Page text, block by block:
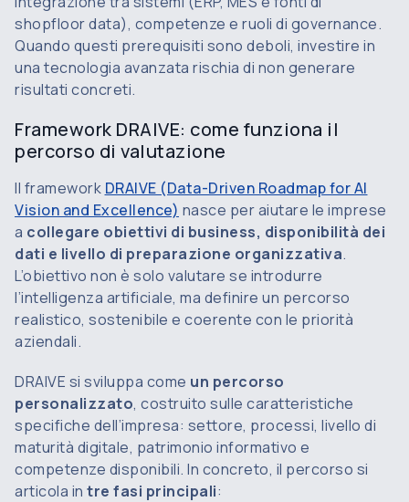
shopfloor data), competenze e ruoli di governance.
Quando questi prerequisiti sono deboli, investire in
una tecnologia avanzata rischia di non generare
risultati concreti.
Framework DRAIVE: come funziona il
percorso di valutazione
Il framework DRAIVE (Data-Driven Roadmap for AI
Vision and Excellence) nasce per aiutare le imprese
a collegare obiettivi di business, disponibilità dei
dati e livello di preparazione organizzativa.
L’obiettivo non è solo valutare se introdurre
l’intelligenza artificiale, ma definire un percorso
realistico, sostenibile e coerente con le priorità
aziendali.
DRAIVE si sviluppa come un percorso
personalizzato, costruito sulle caratteristiche
specifiche dell’impresa: settore, processi, livello di
maturità digitale, patrimonio informativo e
competenze disponibili. In concreto, il percorso si
articola in tre fasi principali: